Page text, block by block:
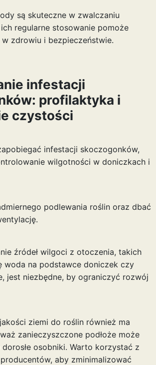
są skuteczne w zwalczaniu
regularne stosowanie pomoże
zdrowiu i bezpieczeństwie.
infestacji
profilaktyka i
czystości
infestacji skoczogonków,
wilgotności w doniczkach i
podlewania roślin oraz dbać
źródeł wilgoci z otoczenia, takich
woda na podstawce doniczek czy
jest niezbędne, by ograniczyć rozwój
ziemi do roślin również ma
zanieczyszczone podłoże może
osobniki. Warto korzystać z
aby zminimalizować